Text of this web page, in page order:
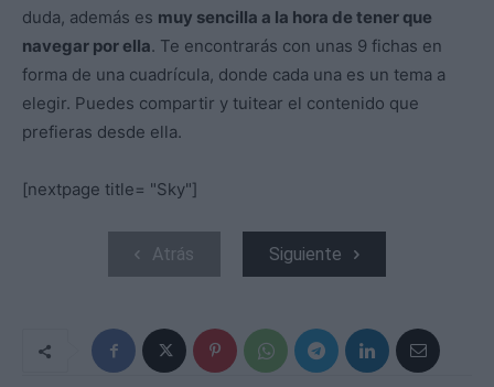
duda, además es muy sencilla a la hora de tener que
navegar por ella. Te encontrarás con unas 9 fichas en
forma de una cuadrícula, donde cada una es un tema a
elegir. Puedes compartir y tuitear el contenido que
prefieras desde ella.
[nextpage title= "Sky"]
Atrás Siguiente